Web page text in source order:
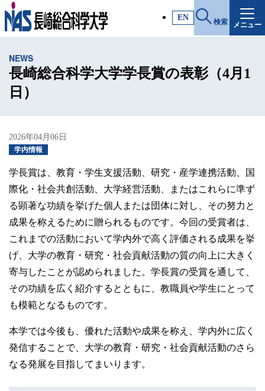
EN 検索 メニュー
施設・アクセス
入試情報
各種証明書
一般・社会人の方
企業の方
卒業生の方
学生・教職員の方
お問い合わせ
緊急時のお知らせ
NEWS
長崎総合科学大学学長賞の表彰（4月1
日）
2026年04月06日
学内情報
学長賞は、教育・学生支援活動、研究・産学連携活動、国
際化・社会共創活動、大学経営活動、またはこれらに準ず
る顕著な功績を挙げた個人または団体に対し、その努力と
成果を称えるために贈られるものです。今回の受賞者は、
これまでの活動において学内外で高く評価される成果を挙
げ、大学の教育・研究・社会貢献活動の質の向上に大きく
寄与したことが認められました。学長賞の受賞を通して、
その功績を広く紹介するとともに、教職員や学生にとって
も模範となるものです。
本学では今後も、優れた活動や成果を称え、学内外に広く
発信することで、大学の教育・研究・社会貢献活動のさら
なる発展を目指してまいります。